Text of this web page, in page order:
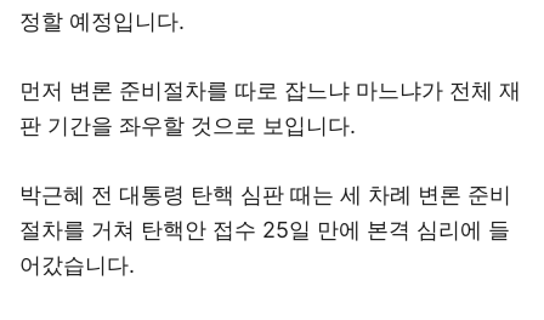
정할 예정입니다.
먼저 변론 준비절차를 따로 잡느냐 마느냐가 전체 재
판 기간을 좌우할 것으로 보입니다.
박근혜 전 대통령 탄핵 심판 때는 세 차례 변론 준비
절차를 거쳐 탄핵안 접수 25일 만에 본격 심리에 들
어갔습니다.